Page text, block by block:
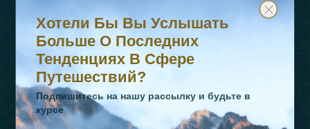
WhatsApp Нет :+442034682356
+971552944761
Хотели Бы Вы Услышать
Больше О Последних
Тенденциях В Сфере
Путешествий?
Подпишитесь на нашу рассылку и будьте в
курсе